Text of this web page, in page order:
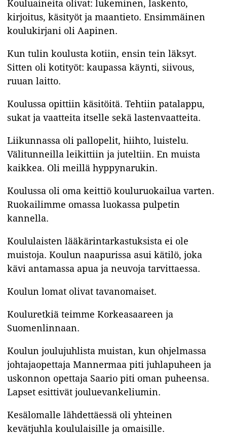
Kouluaineita olivat: lukeminen, laskento,
kirjoitus, käsityöt ja maantieto. Ensimmäinen
koulukirjani oli Aapinen.
Kun tulin koulusta kotiin, ensin tein läksyt.
Sitten oli kotityöt: kaupassa käynti, siivous,
ruuan laitto.
Koulussa opittiin käsitöitä. Tehtiin patalappu,
sukat ja vaatteita itselle sekä lastenvaatteita.
Liikunnassa oli pallopelit, hiihto, luistelu.
Välitunneilla leikittiin ja juteltiin. En muista
kaikkea. Oli meillä hyppynarukin.
Koulussa oli oma keittiö kouluruokailua varten.
Ruokailimme omassa luokassa pulpetin
kannella.
Koululaisten lääkärintarkastuksista ei ole
muistoja. Koulun naapurissa asui kätilö, joka
kävi antamassa apua ja neuvoja tarvittaessa.
Koulun lomat olivat tavanomaiset.
Kouluretkiä teimme Korkeasaareen ja
Suomenlinnaan.
Koulun joulujuhlista muistan, kun ohjelmassa
johtajaopettaja Mannermaa piti juhlapuheen ja
uskonnon opettaja Saario piti oman puheensa.
Lapset esittivät jouluevankeliumin.
Kesälomalle lähdettäessä oli yhteinen
kevätjuhla koululaisille ja omaisille.